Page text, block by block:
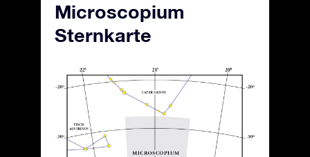
Microscopium
Sternkarte